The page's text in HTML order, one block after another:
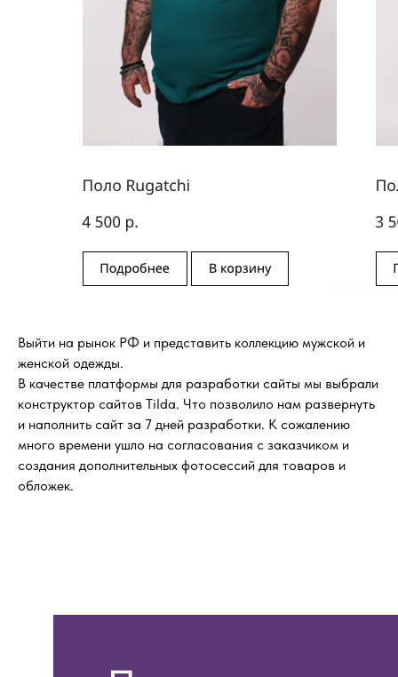
Выйти на рынок РФ и представить коллекцию мужской и
женской одежды.
В качестве платформы для разработки сайты мы выбрали
конструктор сайтов Tilda. Что позволило нам развернуть
и наполнить сайт за 7 дней разработки. К сожалению
много времени ушло на согласования с заказчиком и
создания дополнительных фотосессий для товаров и
обложек.